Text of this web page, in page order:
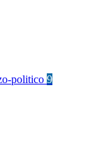
politico 9